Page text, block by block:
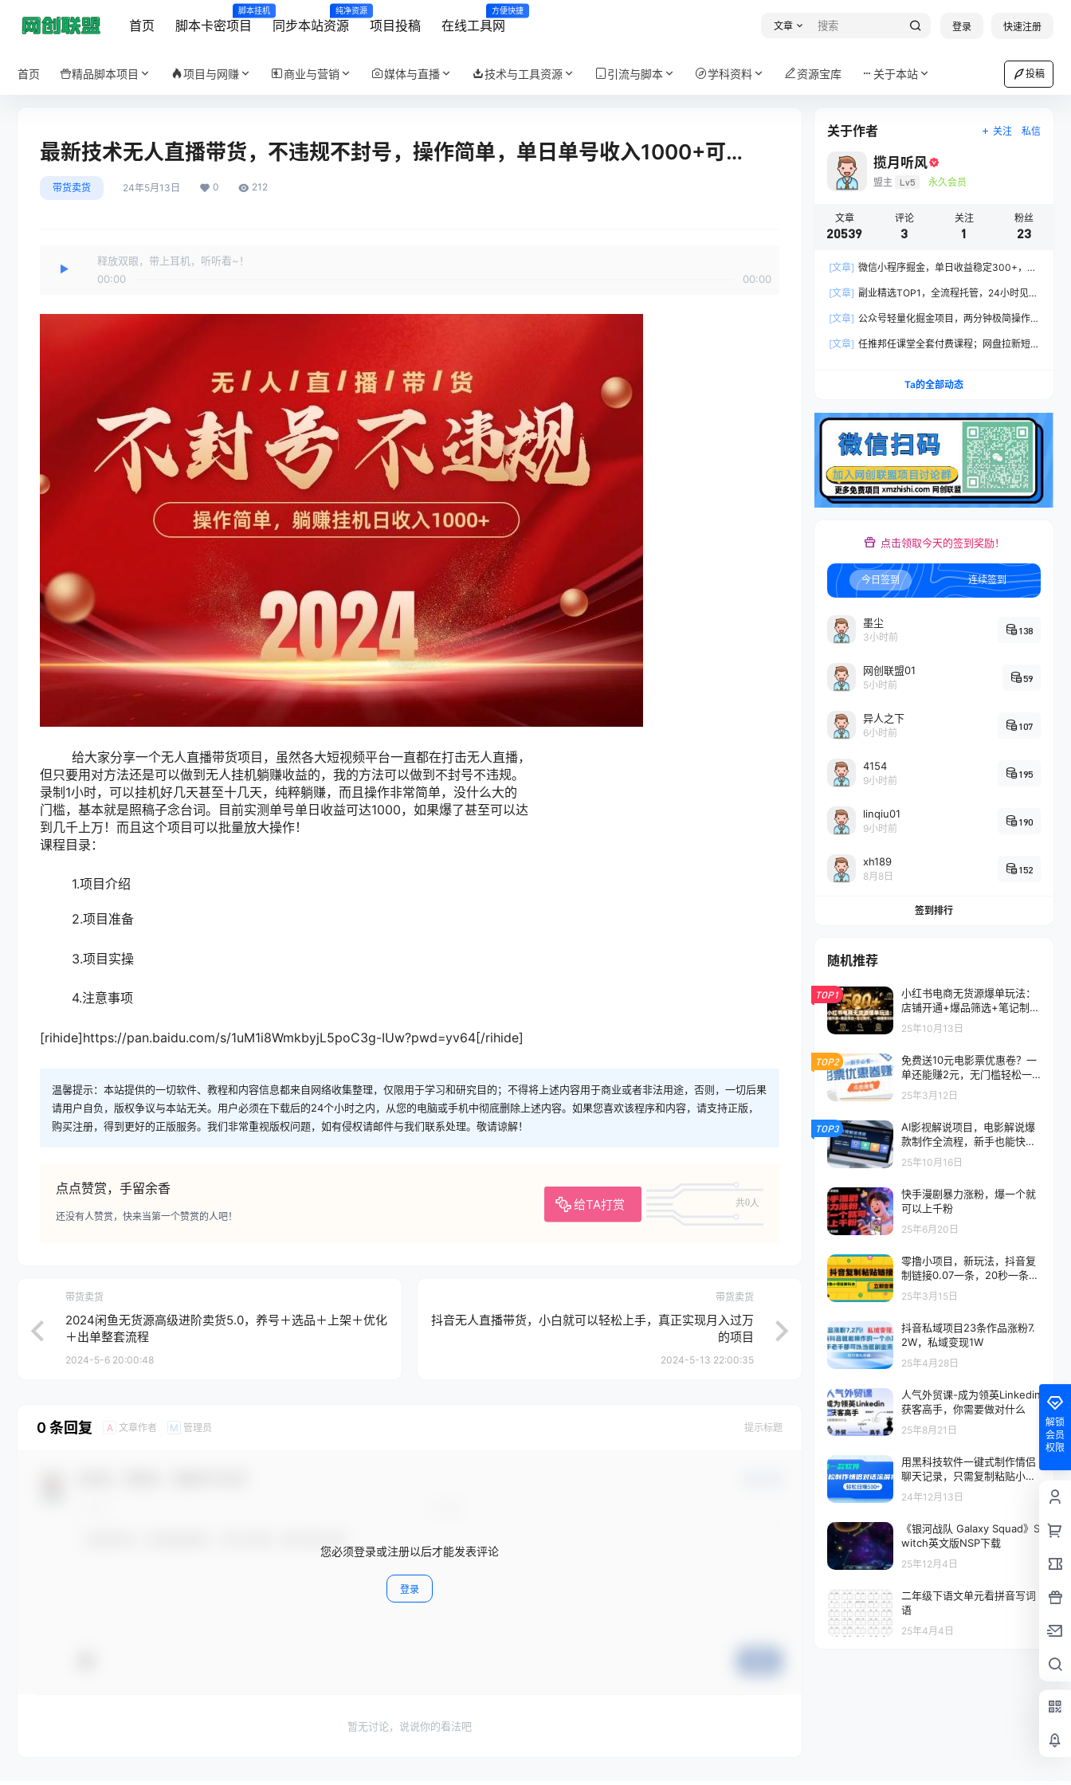
首页 脚本卡密项目
脚本挂机
同步本站资源
纯净资源
项目投稿 在线工具网
方便快捷
文章 登录 快速注册
首页 精品脚本项目 项目与网赚 商业与营销 媒体与直播 技术与工具资源 引流与脚本 学科资料 资源宝库 关于本站 投稿
最新技术无人直播带货，不违规不封号，操作简单，单日单号收入1000+可…
带货卖货 24年5月13日 0 212
释放双眼，带上耳机，听听看~！
00:00
00:00
给大家分享一个无人直播带货项目，虽然各大短视频平台一直都在打击无人直播，
但只要用对方法还是可以做到无人挂机躺赚收益的，我的方法可以做到不封号不违规。
录制1小时，可以挂机好几天甚至十几天，纯粹躺赚，而且操作非常简单，没什么大的
门槛，基本就是照稿子念台词。目前实测单号单日收益可达1000，如果爆了甚至可以达
到几千上万！而且这个项目可以批量放大操作！
课程目录：
1.项目介绍
2.项目准备
3.项目实操
4.注意事项
[rihide]https://pan.baidu.com/s/1uM1i8WmkbyjL5poC3g-IUw?pwd=yv64[/rihide]
温馨提示：本站提供的一切软件、教程和内容信息都来自网络收集整理，仅限用于学习和研究目的；不得将上述内容用于商业或者非法用途，否则，一切后果
请用户自负，版权争议与本站无关。用户必须在下载后的24个小时之内，从您的电脑或手机中彻底删除上述内容。如果您喜欢该程序和内容，请支持正版，
购买注册，得到更好的正版服务。我们非常重视版权问题，如有侵权请邮件与我们联系处理。敬请谅解！
点点赞赏，手留余香
给TA打赏 共0人
还没有人赞赏，快来当第一个赞赏的人吧！
带货卖货
2024闲鱼无货源高级进阶卖货5.0，养号＋选品＋上架＋优化
＋出单整套流程
2024-5-6 20:00:48
带货卖货
抖音无人直播带货，小白就可以轻松上手，真正实现月入过万
的项目
2024-5-13 22:00:35
0 条回复 A 文章作者 M 管理员 提示标题
您必须登录或注册以后才能发表评论
登录
暂无讨论，说说你的看法吧
关于作者 关注 私信
揽月听风
盟主 Lv5 永久会员
文章
20539
评论
3
关注
1
粉丝
23
[文章] 微信小程序掘金，单日收益稳定300+，四
[文章] 副业精选TOP1，全流程托管，24小时见收
[文章] 公众号轻量化掘金项目，两分钟极简操作
[文章] 任推邦任课堂全套付费课程；网盘拉新短
Ta的全部动态
点击领取今天的签到奖励！
今日签到 连续签到
墨尘
3小时前
138
网创联盟01
5小时前
59
异人之下
6小时前
107
4154
9小时前
195
linqiu01
9小时前
190
xh189
8月8日
152
签到排行
随机推荐
TOP1
小红书电商无货源爆单玩法：
店铺开通+爆品筛选+笔记制
作，一晚爆单500+
25年10月13日
TOP2
免费送10元电影票优惠卷？一
单还能赚2元，无门槛轻松一
天赚几十
25年3月12日
TOP3
AI影视解说项目，电影解说爆
款制作全流程，新手也能快速
掌握
25年10月16日
快手漫剧暴力涨粉，爆一个就
可以上千粉
25年6月20日
零撸小项目，新玩法，抖音复
制链接0.07一条，20秒一条，
无限制。
25年3月15日
抖音私域项目23条作品涨粉7.
2W，私域变现1W
25年4月28日
人气外贸课-成为领英Linkedin
获客高手，你需要做对什么
25年8月21日
用黑科技软件一键式制作情侣
聊天记录，只需复制粘贴小白
也可轻松日入500+
24年12月13日
《银河战队 Galaxy Squad》S
witch英文版NSP下载
25年12月4日
二年级下语文单元看拼音写词
语
25年4月4日
解锁
会员
权限